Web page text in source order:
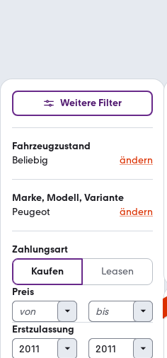
Weitere Filter
Fahrzeugzustand
Beliebig
ändern
Marke, Modell, Variante
Peugeot
ändern
Zahlungsart
Kaufen
Leasen
Preis
Erstzulassung